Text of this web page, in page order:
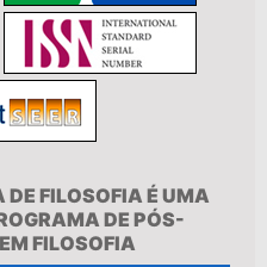
FILOSOFIA É UMA
DE PÓS-
FILOSOFIA